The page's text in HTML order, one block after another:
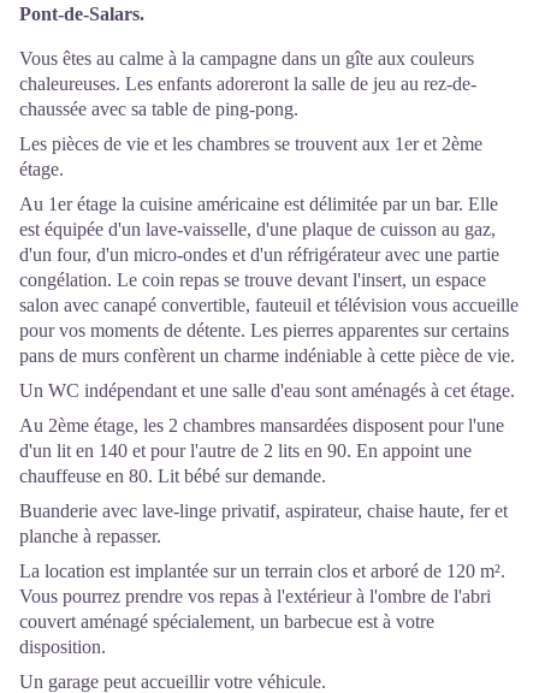
Pont-de-Salars.
Vous êtes au calme à la campagne dans un gîte aux couleurs
chaleureuses. Les enfants adoreront la salle de jeu au rez-de-
chaussée avec sa table de ping-pong.
Les pièces de vie et les chambres se trouvent aux 1er et 2ème
étage.
Au 1er étage la cuisine américaine est délimitée par un bar. Elle
est équipée d'un lave-vaisselle, d'une plaque de cuisson au gaz,
d'un four, d'un micro-ondes et d'un réfrigérateur avec une partie
congélation. Le coin repas se trouve devant l'insert, un espace
salon avec canapé convertible, fauteuil et télévision vous accueille
pour vos moments de détente. Les pierres apparentes sur certains
pans de murs confèrent un charme indéniable à cette pièce de vie.
Un WC indépendant et une salle d'eau sont aménagés à cet étage.
Au 2ème étage, les 2 chambres mansardées disposent pour l'une
d'un lit en 140 et pour l'autre de 2 lits en 90. En appoint une
chauffeuse en 80. Lit bébé sur demande.
Buanderie avec lave-linge privatif, aspirateur, chaise haute, fer et
planche à repasser.
La location est implantée sur un terrain clos et arboré de 120 m².
Vous pourrez prendre vos repas à l'extérieur à l'ombre de l'abri
couvert aménagé spécialement, un barbecue est à votre
disposition.
Un garage peut accueillir votre véhicule.